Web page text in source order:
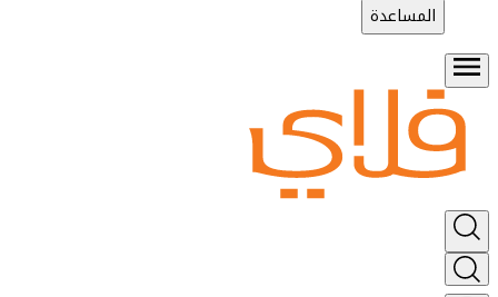
المساعدة